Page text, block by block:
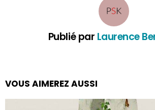
Publié par Laurence
VOUS AIMEREZ AUSSI